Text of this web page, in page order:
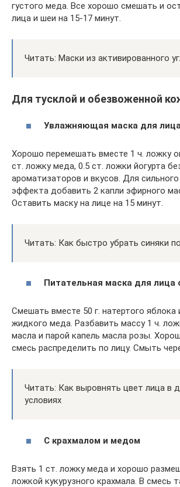
густого меда. Все хорошо смешать и
лица и шеи на 15-17 минут.
Читать: Маски из активированного
Для тусклой и обезвоженной
Увлажняющая маска для
Хорошо перемешать вместе 1 ч. ложку
ст. ложку меда, 0.5 ст. ложки йогурта
ароматизаторов и вкусов. Для
эффекта добавить 2 капли эфирного
Оставить маску на лице на 15 минут.
Читать: Как быстро убрать синяки
Питательная маска для лица
Смешать вместе 50 г. натертого яблока
жидкого меда. Разбавить массу 1 ч.
масла и парой капель масла розы.
смесь распределить по лицу. Смыть
Читать: Как выровнять цвет лица в
условиях
С крахмалом и медом
Взять 1 ст. ложку меда и хорошо
ложкой кукурузного крахмала. В смесь